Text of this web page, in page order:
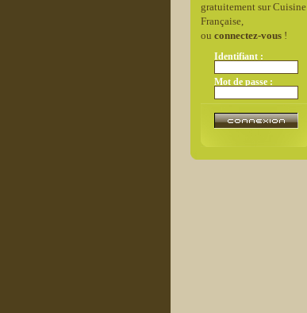
gratuitement sur Cuisine
Française,
ou connectez-vous!
Identifiant :
Mot de passe :